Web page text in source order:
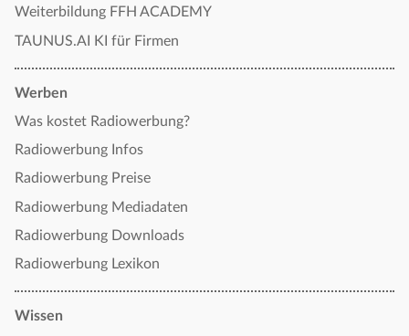
Weiterbildung FFH ACADEMY
TAUNUS.AI KI für Firmen
Werben
Was kostet Radiowerbung?
Radiowerbung Infos
Radiowerbung Preise
Radiowerbung Mediadaten
Radiowerbung Downloads
Radiowerbung Lexikon
Wissen